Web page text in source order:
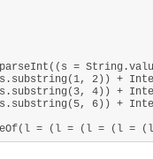
=
2)) +
4)) +
6)) +
= (l = (l = (l = (l